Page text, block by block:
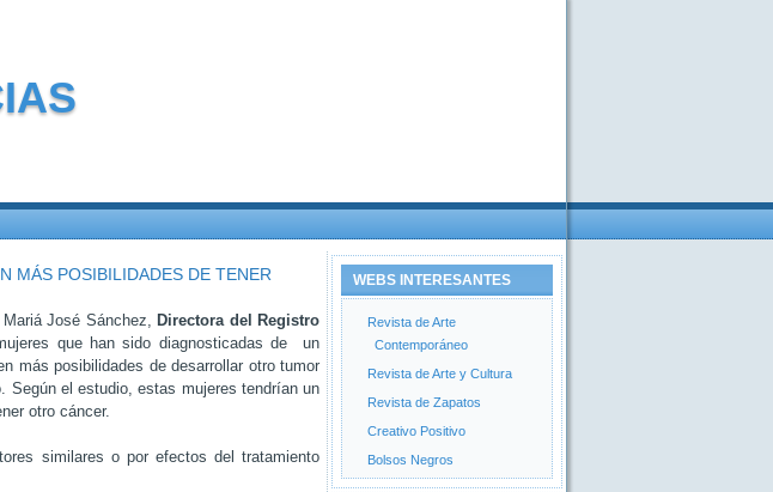
MÁS POSIBILIDADES DE TENER
José Sánchez, Directora del Registro
que han sido diagnosticadas de un
más posibilidades de desarrollar otro tumor
Según el estudio, estas mujeres tendrían un
otro cáncer.
similares o por efectos del tratamiento
WEBS INTERESANTES
Revista de Arte
Contemporáneo
Revista de Arte y Cultura
Revista de Zapatos
Creativo Positivo
Bolsos Negros